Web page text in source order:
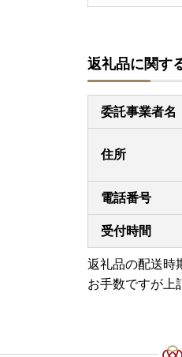
返礼品に関す
委託事業者名
住所
電話番号
受付時間
返礼品の配送時
お手数ですが上